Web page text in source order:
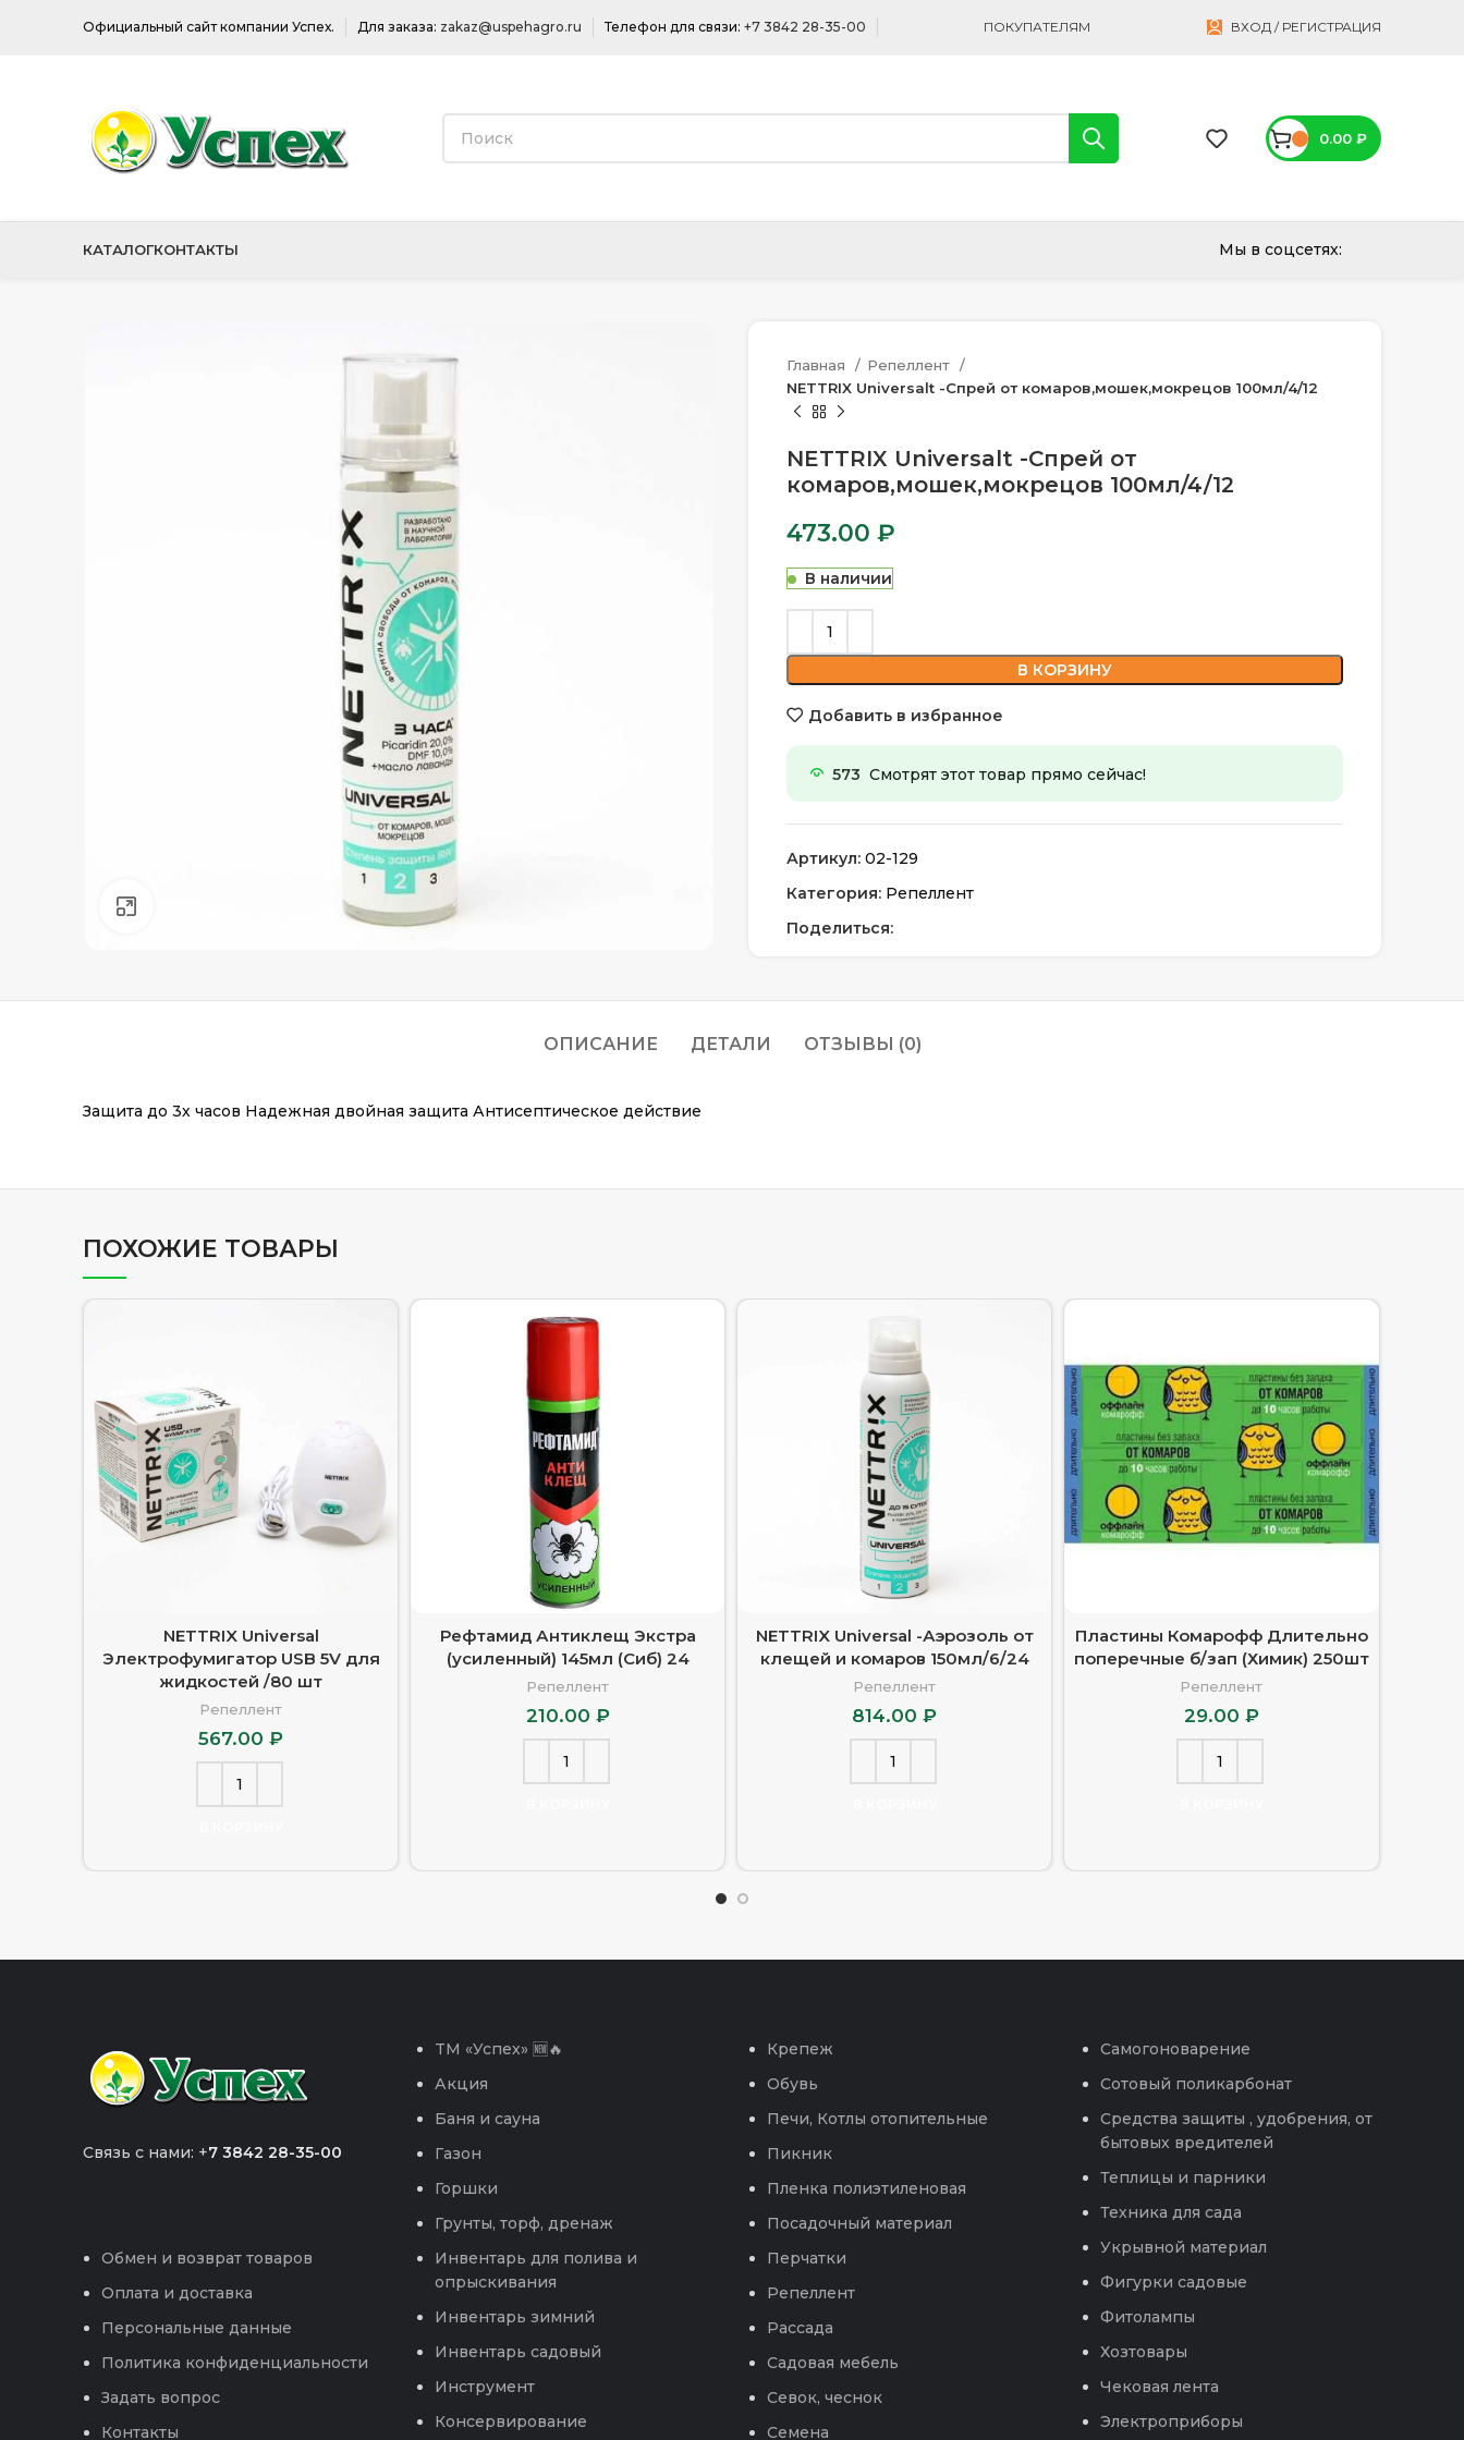
Официальный сайт компании Успех. Для заказа: zakaz@uspehagro.ru Телефон для связи: +7 3842 28-35-00 ПОКУПАТЕЛЯМ ВХОД / РЕГИСТРАЦИЯ
0.00 ₽
КАТАЛОГКОНТАКТЫ Мы в соцсетях:
Нажмите, чтобы увеличить
Главная
Репеллент
NETTRIX Universalt -Спрей от комаров,мошек,мокрецов 100мл/4/12
NETTRIX Universalt -Спрей от
комаров,мошек,мокрецов 100мл/4/12
473.00 ₽
В наличии
В КОРЗИНУ
Добавить в избранное
573 Смотрят этот товар прямо сейчас!
Артикул: 02-129
Категория: Репеллент
Поделиться:
ОПИСАНИЕ ДЕТАЛИ ОТЗЫВЫ (0)
Защита до 3х часов Надежная двойная защита Антисептическое действие
ПОХОЖИЕ ТОВАРЫ
NETTRIX Universal
Электрофумигатор USB 5V для
жидкостей /80 шт
Репеллент
567.00₽
Рефтамид Антиклещ Экстра
(усиленный) 145мл (Сиб) 24
Репеллент
210.00 ₽
NETTRIX Universal -Аэрозоль от
клещей и комаров 150мл/6/24
Репеллент
814.00₽
Пластины Комарофф Длительно
поперечные б/зап (Химик) 250шт
Репеллент
29.00 ₽
Связь с нами: +7 3842 28-35-00
Обмен и возврат товаров
Оплата и доставка
Персональные данные
Политика конфиденциальности
Задать вопрос
Контакты
TM «Успех» 🆕🔥
Акция
Баня и сауна
Газон
Горшки
Грунты, торф, дренаж
Инвентарь для полива и
опрыскивания
Инвентарь зимний
Инвентарь садовый
Инструмент
Консервирование
Крепеж
Обувь
Печи, Котлы отопительные
Пикник
Пленка полиэтиленовая
Посадочный материал
Перчатки
Репеллент
Рассада
Садовая мебель
Севок, чеснок
Семена
Самогоноварение
Сотовый поликарбонат
Средства защиты , удобрения, от
бытовых вредителей
Теплицы и парники
Техника для сада
Укрывной материал
Фигурки садовые
Фитолампы
Хозтовары
Чековая лента
Электроприборы